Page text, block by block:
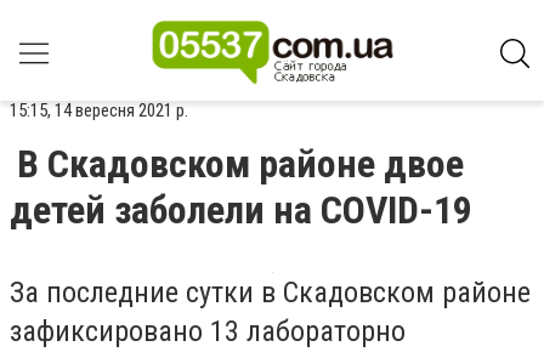
15:15, 14 вересня 2021 р.
В Скадовском районе двое
детей заболели на COVID-19
За последние сутки в Скадовском районе
зафиксировано 13 лабораторно